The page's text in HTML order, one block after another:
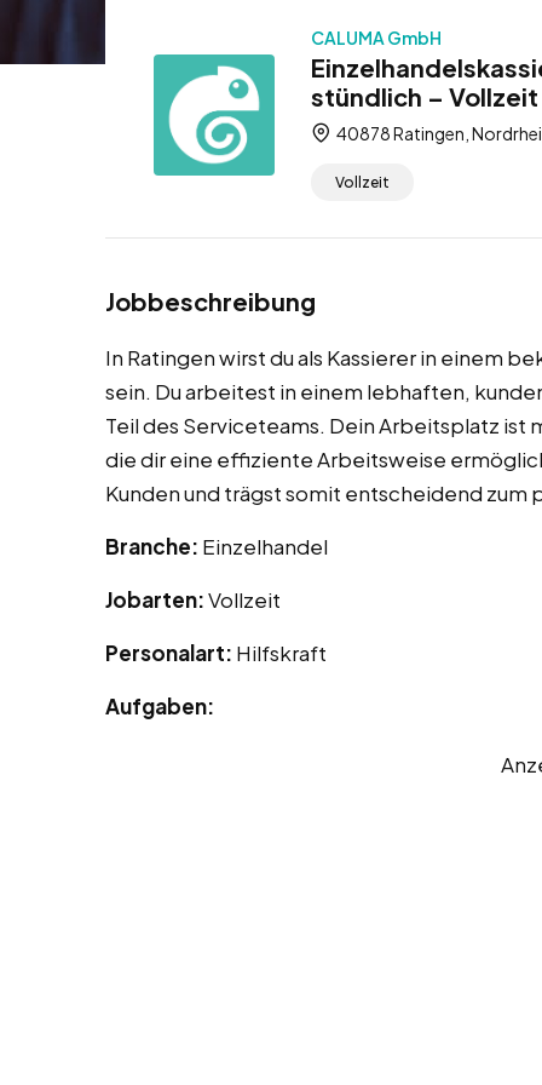
CALUMA GmbH
stündlich – Vollzeit
40878 Ratingen,
Vollzeit
Jobbeschreibung
In Ratingen wirst du als Kassierer in einem
sein. Du arbeitest in einem lebhaften,
Teil des Serviceteams. Dein Arbeitsplatz
die dir eine effiziente Arbeitsweise
Kunden und trägst somit entscheidend
Branche: Einzelhandel
Jobarten:Vollzeit
Personalart: Hilfskraft
Aufgaben: